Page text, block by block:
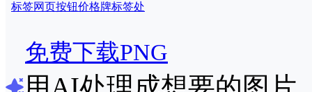
标签网页按钮价格牌标签处
免费下载PNG